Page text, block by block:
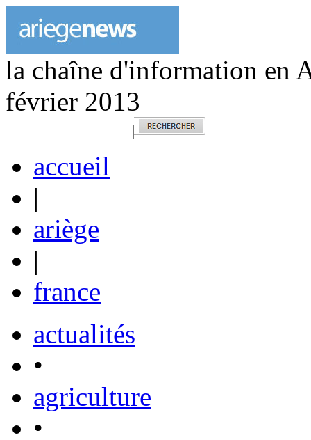
la chaîne d'information en
février 2013
accueil
|
ariège
|
france
actualités
•
agriculture
•